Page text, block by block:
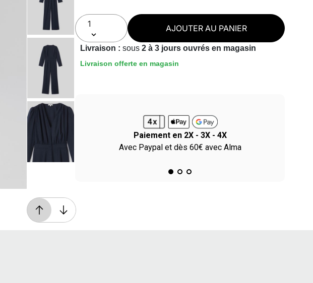
AJOUTER AU PANIER
Livraison : sous 2 à 3 jours ouvrés en magasin
Livraison offerte en magasin
à domicile
Paiement en 2X - 3X - 4X
Avec Paypal et dès 60€ avec Alma